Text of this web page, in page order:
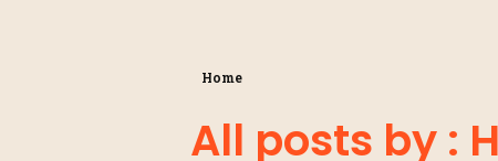
Home
All posts by :